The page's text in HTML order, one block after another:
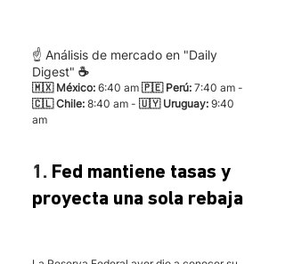
☝️ Análisis de mercado en "Daily
Digest" ☕
🇲🇽 México: 6:40 am 🇵🇪 Perú: 7:40 am -
🇨🇱 Chile: 8:40 am - 🇺🇾 Uruguay: 9:40
am
1. Fed mantiene tasas y
proyecta una sola rebaja